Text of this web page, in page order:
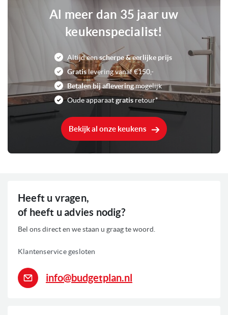
Veiligheid: Aquastop
0
Al meer dan 35 jaar uw
keukenspecialist!
Altijd eenscherpe & eerlijke prijs
Gratislevering vanaf €150,-
Betalen bij afleveringmogelijk
Oude apparaatgratisretour*
Bekijk al onze keukens
Heeft u vragen,
of heeft u advies nodig?
Bel ons direct en we staan u graag te woord.
Klantenservice gesloten
info@budgetplan.nl